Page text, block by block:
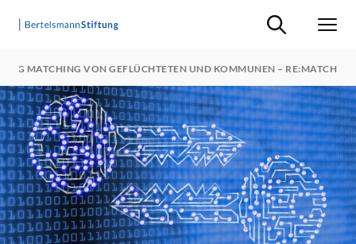
Suche ein-/
MATCHING VON GEFLÜCHTETEN UND KOMMUNEN – RE:MATCH